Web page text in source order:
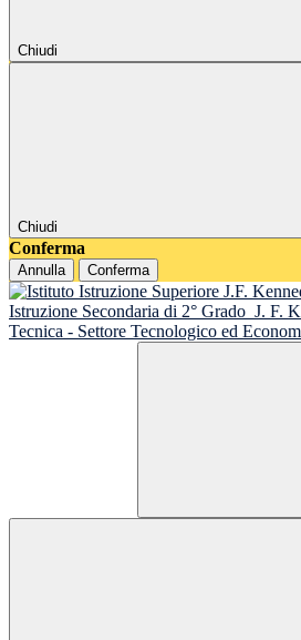
Chiudi
Chiudi
Conferma
Annulla Conferma
Istruzione Secondaria di 2° Grado J. F.
Tecnica - Settore Tecnologico ed